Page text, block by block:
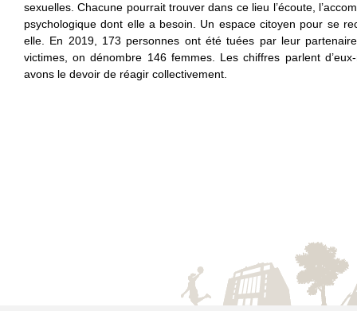
sexuelles. Chacune pourrait trouver dans ce lieu l’écoute,
psychologique dont elle a besoin. Un espace citoyen pour se
elle. En 2019, 173 personnes ont été tuées par leur
victimes, on dénombre 146 femmes. Les chiffres parlent
avons le devoir de réagir collectivement.